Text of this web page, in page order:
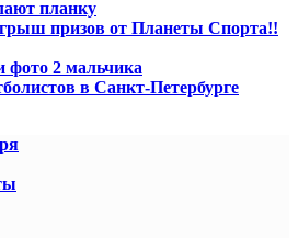
призов от Планеты Спорта!!
в Санкт-Петербурге